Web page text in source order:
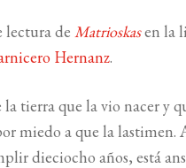
lectura deMatrioskasen la
Hernanz.
tierra que la vio nacer y
miedo a que la lastimen.
dieciocho años, está